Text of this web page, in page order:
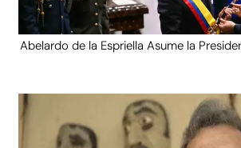
Abelardo de la Espriella Asume la